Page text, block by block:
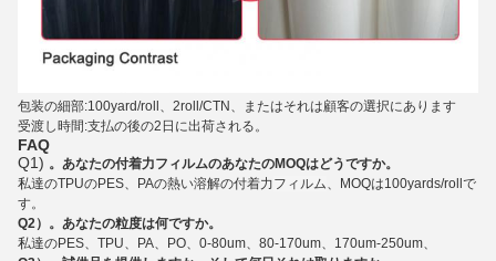
包装の細部:100yard/roll、2roll/CTN、またはそれは顧客の選択にあります
受渡し時間:支払の後の2日に出荷される。
FAQ
Q1) 。あなたの付着力フィルムのあなたのMOQはどうですか。
私達のTPUのPES、PAの熱い溶解の付着力フィルム、MOQは100yards/rollで
す。
Q2）。あなたの粒度は何ですか。
私達のPES、TPU、PA、PO、0-80um、80-170um、170um-250um、